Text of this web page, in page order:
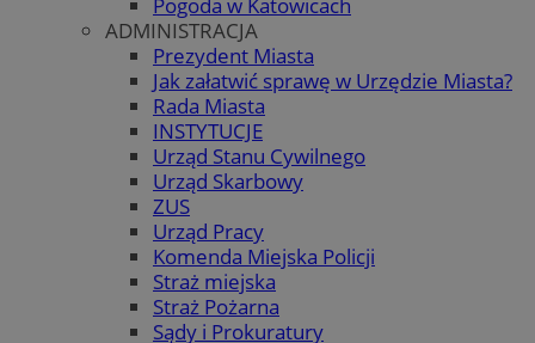
ADMINISTRACJA
Prezydent Miasta
Jak załatwić sprawę w Urzędzie Miasta?
Rada Miasta
INSTYTUCJE
Urząd Stanu Cywilnego
Urząd Skarbowy
ZUS
Urząd Pracy
Komenda Miejska Policji
Straż miejska
Straż Pożarna
Sądy i Prokuratury